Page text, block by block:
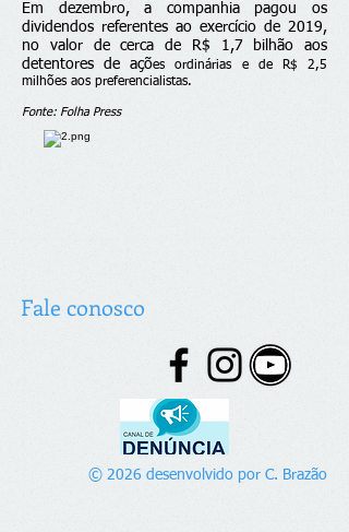
Em dezembro, a companhia pagou os
dividendos referentes ao exercício de 2019,
no valor de cerca de R$ 1,7 bilhão aos
detentores de ações ordinárias e de R$ 2,5
milhões aos preferencialistas.
Fonte: Folha Press
Fale conosco
© 2026 desenvolvido por C. Brazão